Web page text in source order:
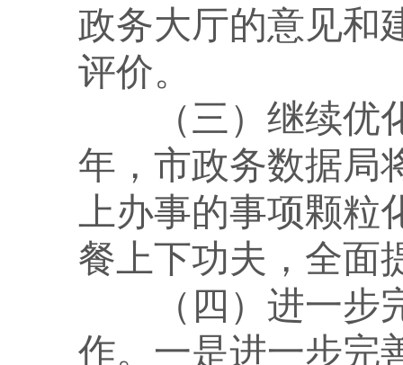
政务大厅的意见和
评价。
（三）继续
年，市政务数据局
上办事的事项颗
餐上下功夫，全面
（四）进一步
作。一是进一步完